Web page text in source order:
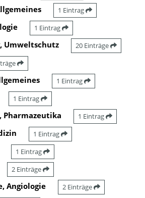
1 Eintrag
1 Eintrag
Umweltschutz 20 Einträge
1 Eintrag
1 Eintrag
Pharmazeutika 1 Eintrag
1 Eintrag
1 Eintrag
2 Einträge
Angiologie 2 Einträge